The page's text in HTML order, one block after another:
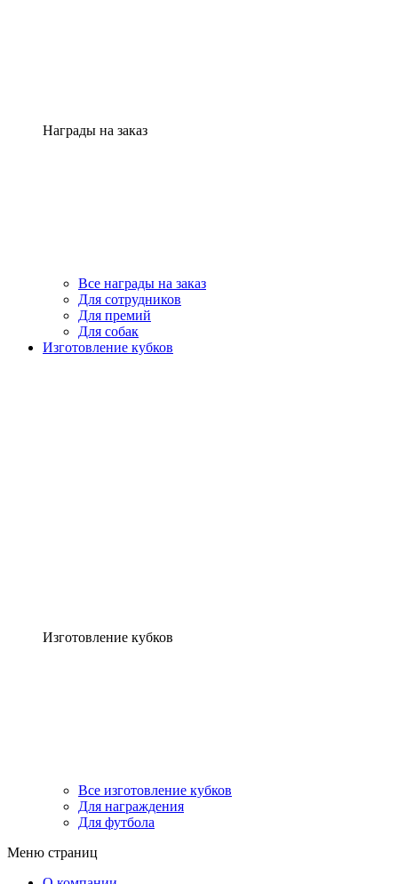
Награды на заказ
Все награды на заказ
Для сотрудников
Для премий
Для собак
Изготовление кубков
Изготовление кубков
Все изготовление кубков
Для награждения
Для футбола
Меню страниц